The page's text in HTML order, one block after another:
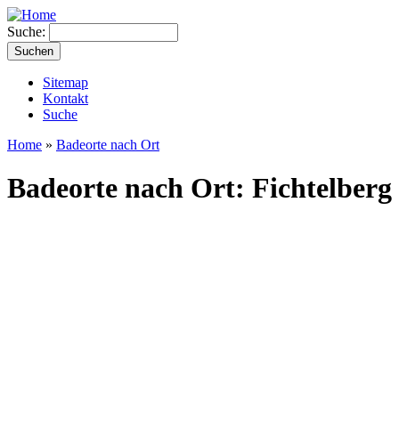
Suche:
Sitemap
Kontakt
Suche
Home » Badeorte nach Ort
Badeorte nach Ort: Fichtelberg